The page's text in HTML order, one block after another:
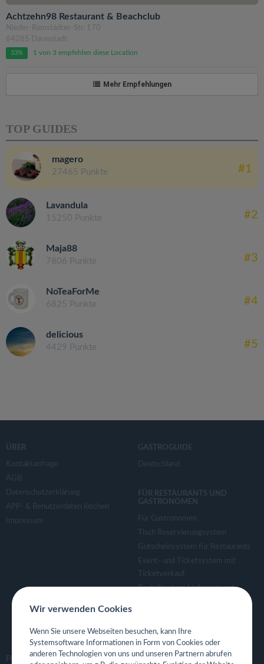
Achtzehn98 Restaurant & Beachclub
Nieder-Ramstädter-Str. 170
64285 Darmstadt
33% 1 von 3 empfehlen diese Location
Mehr Empfehlungen
TOP GUIDES
magero
27465 Punkte #1
Lavandula
15250 Punkte #2
Maja88
7806 Punkte #3
NoTeaForMe
6825 Punkte #4
delicious
4429 Punkte #5
ÜBER
Kontaktanfrage
AGB
Datenschutzerklärung
APP- & Benutzerdaten löschen
Impressum
GASTROGUIDE
Deutschland
FÜR RESTAURANTS UND
GASTRONOMEN
Für Gastronomen
Tisch Reservierungsystem
Gutscheinsystem für Restaurants
Event- und Ticketsystem mit
Ticketverkauf
Bestellsystem Lieferung und
Eigene App für Restaurant
FOLGE UNS
Wir verwenden Cookies
Wenn Sie unsere Webseiten besuchen, kann Ihre
Systemsoftware Informationen in Form von Cookies oder
anderen Technologien von uns und unseren Partnern abrufen